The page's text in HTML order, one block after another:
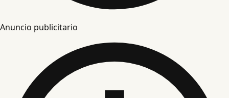
Anuncio publicitario